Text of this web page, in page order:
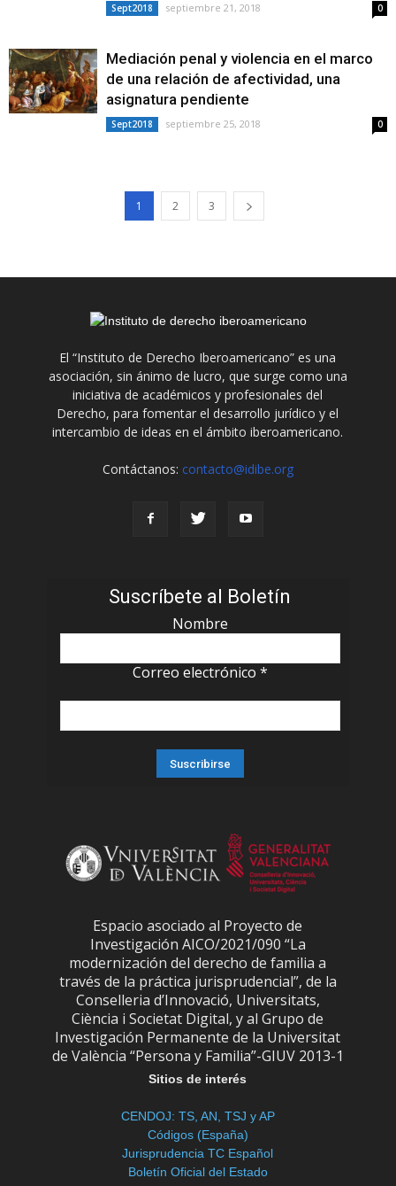
Sept2018 septiembre 21, 2018 0
Mediación penal y violencia en el marco
de una relación de afectividad, una
asignatura pendiente
Sept2018 septiembre 25, 2018 0
1 2 3
El “Instituto de Derecho Iberoamericano” es una
asociación, sin ánimo de lucro, que surge como una
iniciativa de académicos y profesionales del
Derecho, para fomentar el desarrollo jurídico y el
intercambio de ideas en el ámbito iberoamericano.
Contáctanos: contacto@idibe.org
Suscríbete al Boletín
Nombre
Correo electrónico *
Espacio asociado al Proyecto de
Investigación AICO/2021/090 “La
modernización del derecho de familia a
través de la práctica jurisprudencial”, de la
Conselleria d’Innovació, Universitats,
Ciència i Societat Digital, y al Grupo de
Investigación Permanente de la Universitat
de València “Persona y Familia”-GIUV 2013-1
Sitios de interés
CENDOJ: TS, AN, TSJ y AP
Códigos (España)
Jurisprudencia TC Español
Boletín Oficial del Estado